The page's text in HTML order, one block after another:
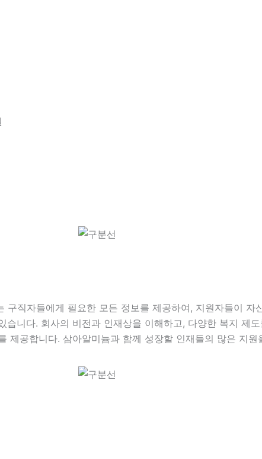
구직자들에게 필요한 모든 정보를 제공하여, 지원자들이 자
습니다. 회사의 비전과 인재상을 이해하고, 다양한 복지 제
제공합니다. 삼아알미늄과 함께 성장할 인재들의 많은 지원